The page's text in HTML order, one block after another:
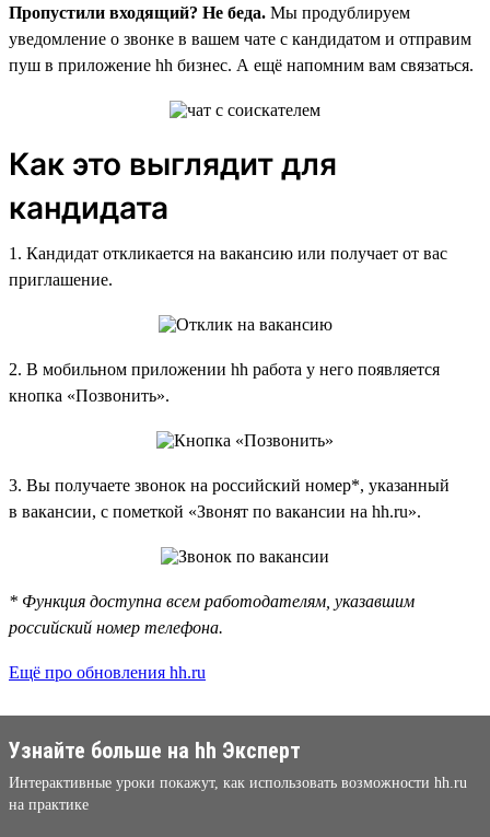
Пропустили входящий? Не беда. Мы продублируем
уведомление о звонке в вашем чате с кандидатом и отправим
пуш в приложение hh бизнес. А ещё напомним вам связаться.
Как это выглядит для
кандидата
1. Кандидат откликается на вакансию или получает от вас
приглашение.
2. В мобильном приложении hh работа у него появляется
кнопка «Позвонить».
3. Вы получаете звонок на российский номер*, указанный
в вакансии, с пометкой «Звонят по вакансии на hh.ru».
* Функция доступна всем работодателям, указавшим
российский номер телефона.
Ещё про обновления hh.ru
Узнайте больше на hh Эксперт
Интерактивные уроки покажут, как использовать возможности hh.ru
на практике